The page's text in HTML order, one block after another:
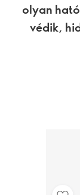
olyan
védik,